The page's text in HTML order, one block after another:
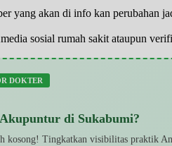
yang akan di info kan perubahan
sosial rumah sakit ataupun
DOKTER
di Sukabumi?
kosong! Tingkatkan visibilitas praktik